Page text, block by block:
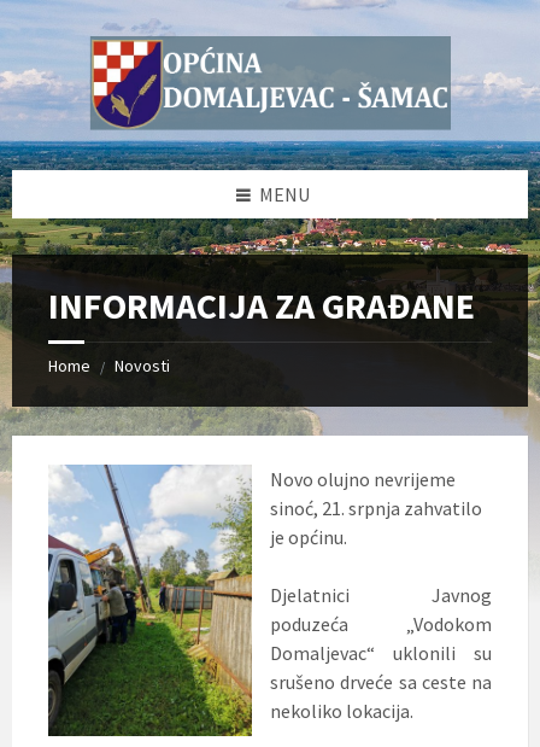
Skip
to
Skip
to
sidebar
Skip
to
sidebar
Skip
to
MENU
INFORMACIJA ZA GRAĐANE
Home / Novosti
Novo olujno nevrijeme
sinoć, 21. srpnja zahvatilo
je općinu.
Djelatnici Javnog
poduzeća „Vodokom
Domaljevac“ uklonili su
srušeno drveće sa ceste na
nekoliko lokacija.